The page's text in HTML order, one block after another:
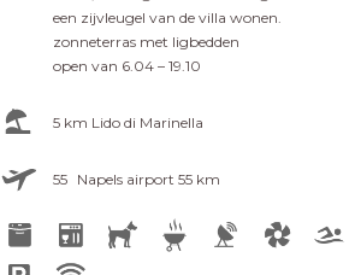
een zijvleugel van de villa wonen.
zonneterras met ligbedden
open van 6.04 – 19.10
5 km Lido di Marinella
55 Napels airport 55 km